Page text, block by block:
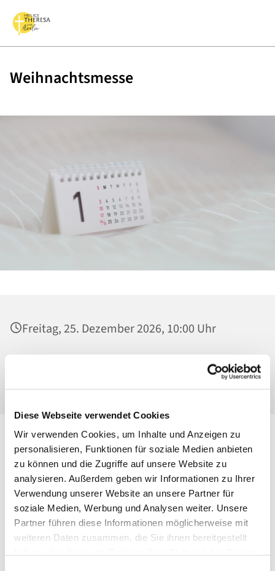
Diese Webseite verwendet Cookies
Wir verwenden Cookies, um Inhalte und Anzeigen zu
personalisieren, Funktionen für soziale Medien anbieten
zu können und die Zugriffe auf unsere Website zu
analysieren. Außerdem geben wir Informationen zu Ihrer
Verwendung unserer Website an unsere Partner für
soziale Medien, Werbung und Analysen weiter. Unsere
Partner führen diese Informationen möglicherweise mit
weiteren Daten zusammen, die Sie ihnen bereitgestellt
Weihnachtsmesse
Freitag, 25. Dezember 2026, 10:00 Uhr
Heilig Kreuz, Kirche, Malchower Weg 22-24,